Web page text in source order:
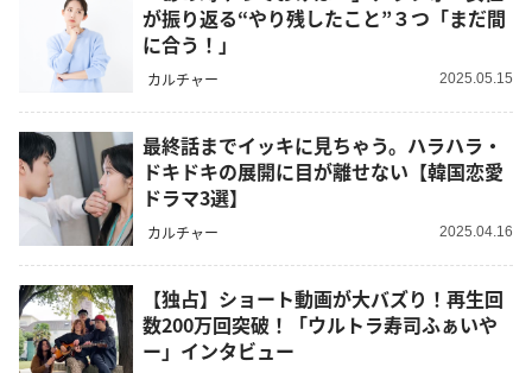
が振り返る“やり残したこと”３つ「まだ間
に合う！」
カルチャー 2025.05.15
最終話までイッキに見ちゃう。ハラハラ・
ドキドキの展開に目が離せない【韓国恋愛
ドラマ3選】
カルチャー 2025.04.16
【独占】ショート動画が大バズり！再生回
数200万回突破！「ウルトラ寿司ふぁいや
ー」インタビュー